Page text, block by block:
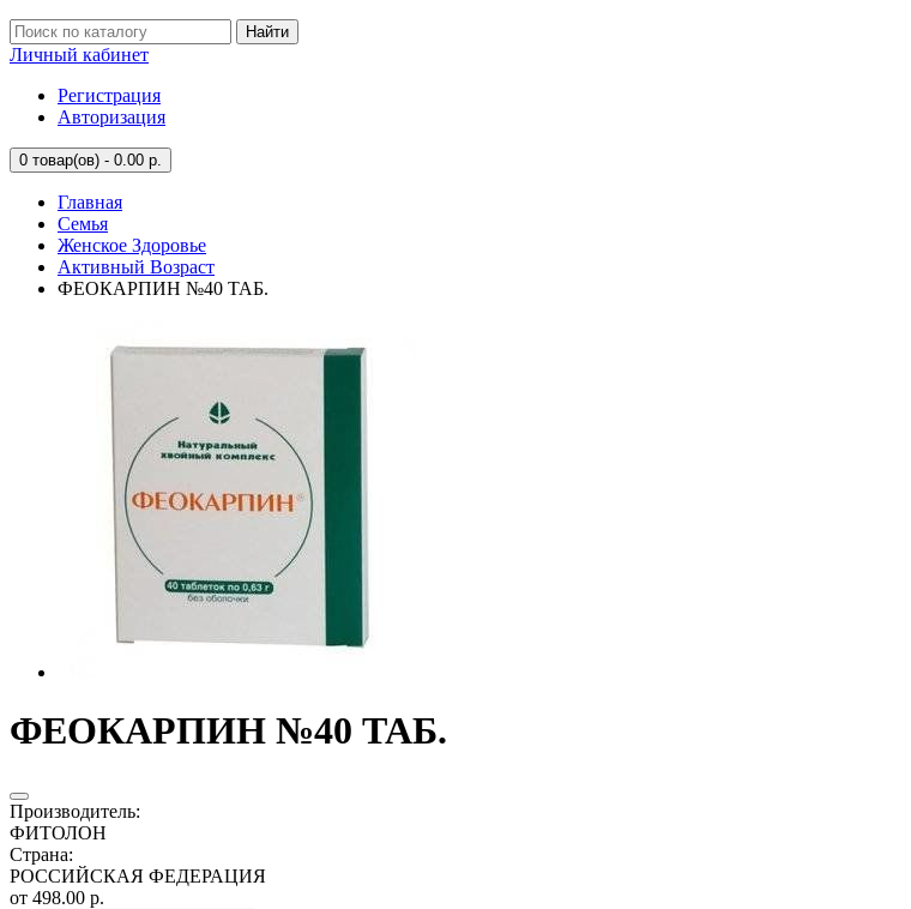
Найти
Личный кабинет
Регистрация
Авторизация
0 товар(ов) - 0.00 р.
Главная
Семья
Женское Здоровье
Активный Возраст
ФЕОКАРПИН №40 ТАБ.
ФЕОКАРПИН №40 ТАБ.
Производитель:
ФИТОЛОН
Страна:
РОССИЙСКАЯ ФЕДЕРАЦИЯ
от 498.00 р.